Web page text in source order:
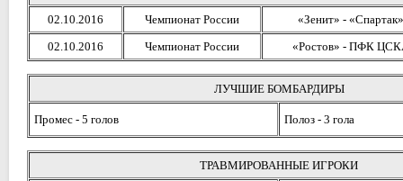
02.10.2016
Чемпионат России
«Зенит» - «Спартак»
02.10.2016
Чемпионат России «Ростов» - ПФК
ЛУЧШИЕ БОМБАРДИРЫ
Промес - 5 голов Полоз - 3 гола
ТРАВМИРОВАННЫЕ ИГРОКИ